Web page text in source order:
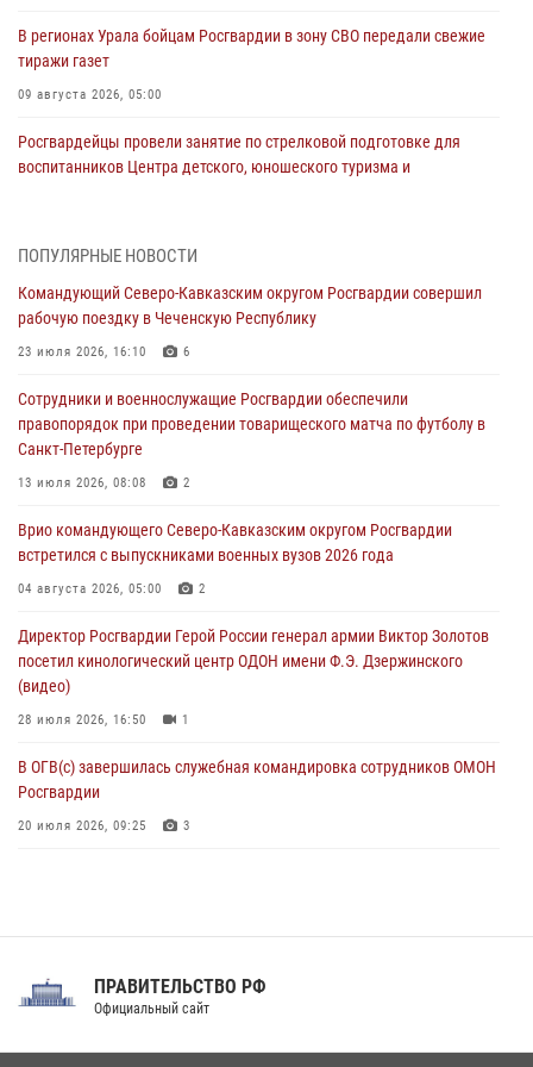
В регионах Урала бойцам Росгвардии в зону СВО передали свежие
тиражи газет
09 августа 2026, 05:00
Росгвардейцы провели занятие по стрелковой подготовке для
воспитанников Центра детского, юношеского туризма и
проходит в Сибири
09 августа 2026, 04:00
Поклонной горе в Москве (видео)
08 августа 2026, 14:10 3
В ЛНР росгвардейцы провели тренировку по единоборствам для
08 августа 2026, 13:00 1
Сотрудники Росгвардии присоединились к утренней разминке у
08 августа 2026, 09:29
ПОПУЛЯРНЫЕ НОВОСТИ
Командующий Северо-Кавказским округом Росгвардии совершил
рабочую поездку в Чеченскую Республику
23 июля 2026, 16:10 6
Сотрудники и военнослужащие Росгвардии обеспечили
правопорядок при проведении товарищеского матча по футболу в
Санкт-Петербурге
13 июля 2026, 08:08 2
Врио командующего Северо-Кавказским округом Росгвардии
встретился с выпускниками военных вузов 2026 года
04 августа 2026, 05:00 2
Директор Росгвардии Герой России генерал армии Виктор Золотов
посетил кинологический центр ОДОН имени Ф.Э. Дзержинского
(видео)
28 июля 2026, 16:50 1
В ОГВ(с) завершилась служебная командировка сотрудников ОМОН
Росгвардии
20 июля 2026, 09:25 3
Праздник «Один день с Росгвардией» к 105-летию Центрального
ПРАВИТЕЛЬСТВО РФ
Официальный сайт